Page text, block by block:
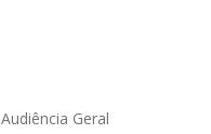
Audiência Geral